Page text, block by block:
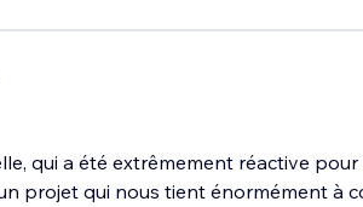
qui a été extrêmement réactive
projet qui nous tient énormément à